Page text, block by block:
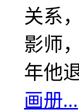
关系
影师
年他
画册...